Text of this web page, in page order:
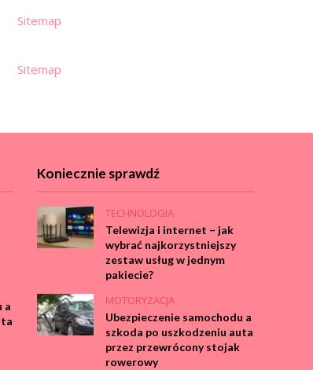
Sitemap
Sitemap
a
Koniecznie sprawdź
TECHNOLOGIA
Telewizja i internet – jak
wybrać najkorzystniejszy
zestaw usług w jednym
pakiecie?
MOTORYZACJA
Ubezpieczenie samochodu a
szkoda po uszkodzeniu auta
przez przewrócony stojak
rowerowy